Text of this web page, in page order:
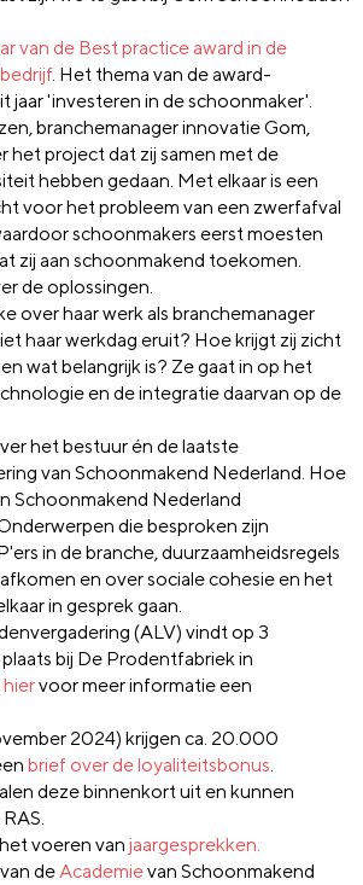
van de Best practice award in de
. Het thema van de award-
jaar 'investeren in de schoonmaker'.
branchemanager innovatie Gom,
het project dat zij samen met de
hebben gedaan. Met elkaar is een
voor het probleem van een zwerfafval
schoonmakers eerst moesten
zij aan schoonmakend toekomen.
de oplossingen.
over haar werk als branchemanager
haar werkdag eruit? Hoe krijgt zij zicht
wat belangrijk is? Ze gaat in op het
en de integratie daarvan op de
het bestuur én de laatste
van Schoonmakend Nederland. Hoe
Schoonmakend Nederland
die besproken zijn
in de branche, duurzaamheidsregels
en over sociale cohesie en het
in gesprek gaan.
(ALV) vindt op 3
bij De Prodentfabriek in
hiervoor meer informatie een
2024) krijgen ca. 20.000
brief over de loyaliteitsbonus.
deze binnenkort uit en kunnen
voeren van jaargesprekken.
deAcademievan Schoonmakend